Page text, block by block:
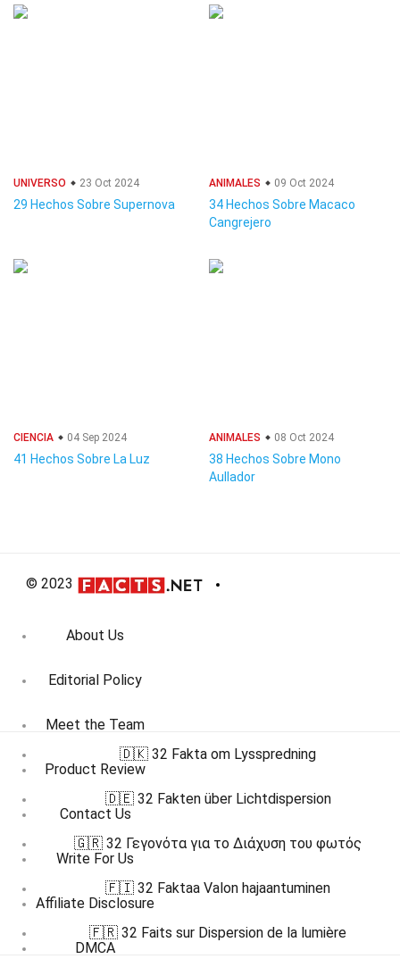
UNIVERSO 23 Oct 2024
29 Hechos Sobre Supernova
ANIMALES 09 Oct 2024
34 Hechos Sobre Macaco
Cangrejero
CIENCIA 04 Sep 2024
41 Hechos Sobre La Luz
ANIMALES 08 Oct 2024
38 Hechos Sobre Mono
Aullador
© 2023
About Us
Editorial Policy
Meet the Team
Product Review
Contact Us
Write For Us
Affiliate Disclosure
DMCA
🇩🇰 32 Fakta om Lysspredning
🇩🇪 32 Fakten über Lichtdispersion
🇬🇷 32 Γεγονότα για το Διάχυση του φωτός
🇫🇮 32 Faktaa Valon hajaantuminen
🇫🇷 32 Faits sur Dispersion de la lumière